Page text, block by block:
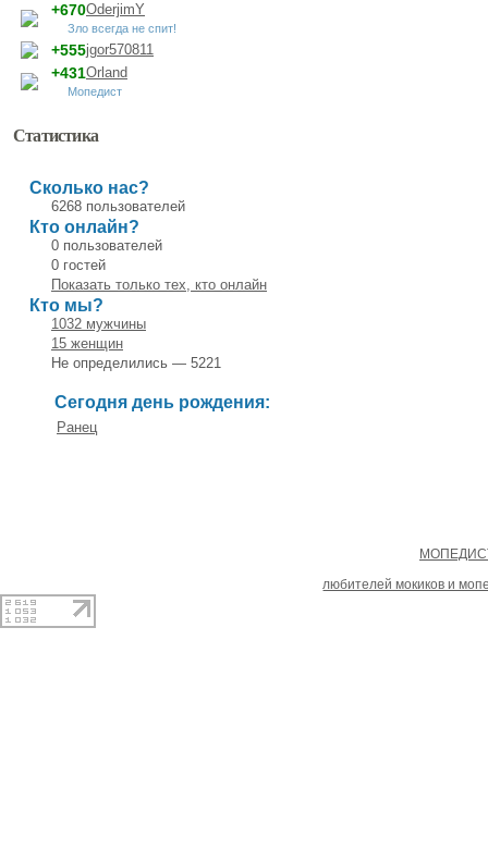
OderjimY
+670
Зло всегда не спит!
jgor570811
+555
Orland
+431
Мопедист
Статистика
Сколько нас?
6268 пользователей
Кто онлайн?
0 пользователей
0 гостей
Показать только тех, кто онлайн
Кто мы?
1032 мужчины
15 женщин
Не определились — 5221
Сегодня день рождения:
Ранец
любителей мокиков и